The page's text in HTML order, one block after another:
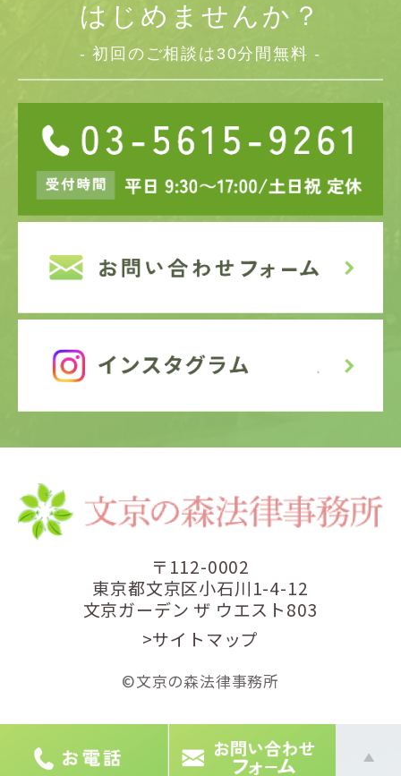
はじめませんか？
- 初回のご相談は30分間無料 -
〒112-0002
東京都文京区小石川1-4-12
文京ガーデン ザ ウエスト803
>サイトマップ
©文京の森法律事務所